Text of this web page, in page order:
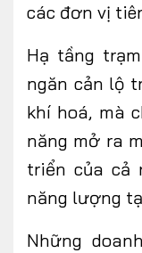
các đơn vị
Hạ tầng
ngăn cản lộ
khí hoá, mà
năng mở ra
triển của cả
năng lượng
Những